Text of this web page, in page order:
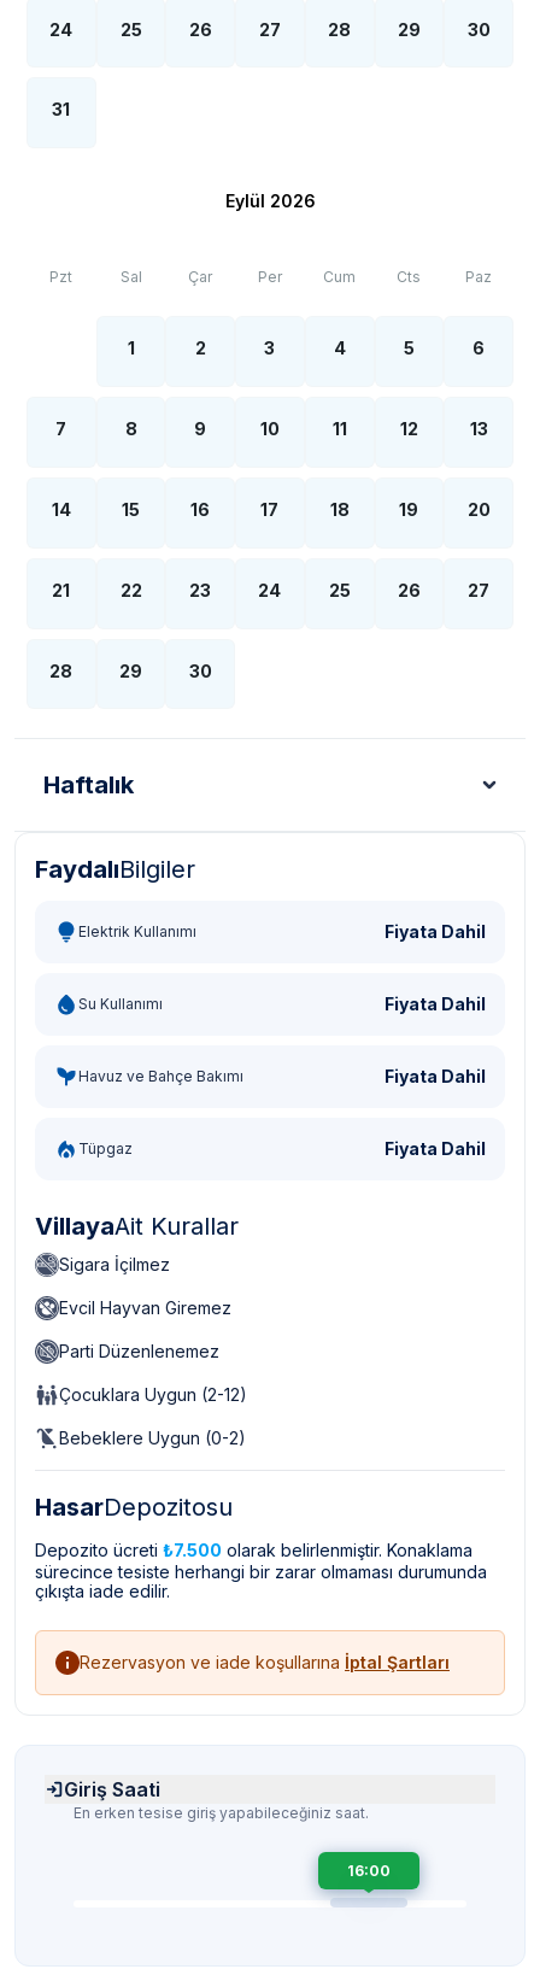
24 25 26 27 28 29 30
31
Eylül 2026
Pzt Sal Çar Per Cum Cts Paz
1 2 3 4 5 6
7 8 9 10 11 12 13
14 15 16 17 18 19 20
21 22 23 24 25 26 27
28 29 30
Haftalık
Türk Lirası - TL
FaydalıBilgiler
Elektrik Kullanımı Fiyata Dahil
Su Kullanımı Fiyata Dahil
Havuz ve Bahçe Bakımı Fiyata Dahil
Tüpgaz Fiyata Dahil
VillayaAit Kurallar
Sigara İçilmez
Evcil Hayvan Giremez
Parti Düzenlenemez
Çocuklara Uygun (2-12)
Bebeklere Uygun (0-2)
HasarDepozitosu
Depozito ücreti ₺7.500 olarak belirlenmiştir. Konaklama
sürecince tesiste herhangi bir zarar olmaması durumunda
çıkışta iade edilir.
Rezervasyon ve iade koşullarına İptal Şartları
Giriş Saati
En erken tesise giriş yapabileceğiniz saat.
16:00